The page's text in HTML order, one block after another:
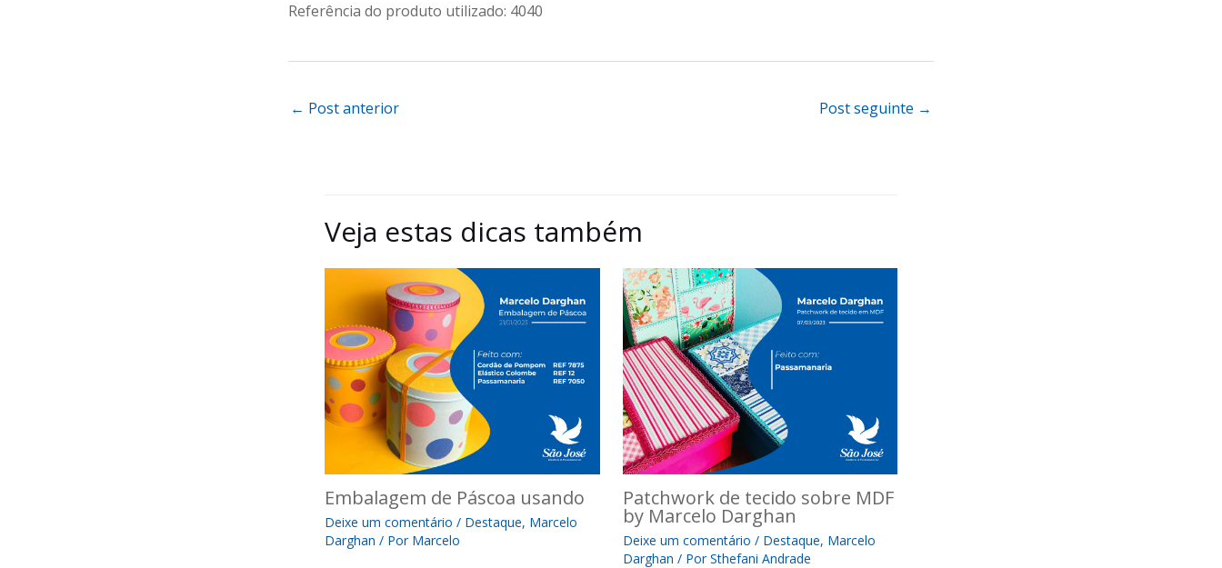
Referência do produto utilizado: 4040
← Post anterior Post seguinte →
Veja estas dicas também
Embalagem de Páscoa usando
Deixe um comentário / Destaque, Marcelo
Darghan / Por Marcelo
Patchwork de tecido sobre MDF
by Marcelo Darghan
Deixe um comentário / Destaque, Marcelo
Darghan / PorSthefani Andrade